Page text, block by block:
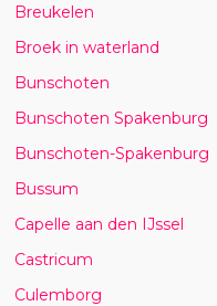
Breukelen
Broek in waterland
Bunschoten
Bunschoten Spakenburg
Bunschoten-Spakenburg
Bussum
Capelle aan den IJssel
Castricum
Culemborg